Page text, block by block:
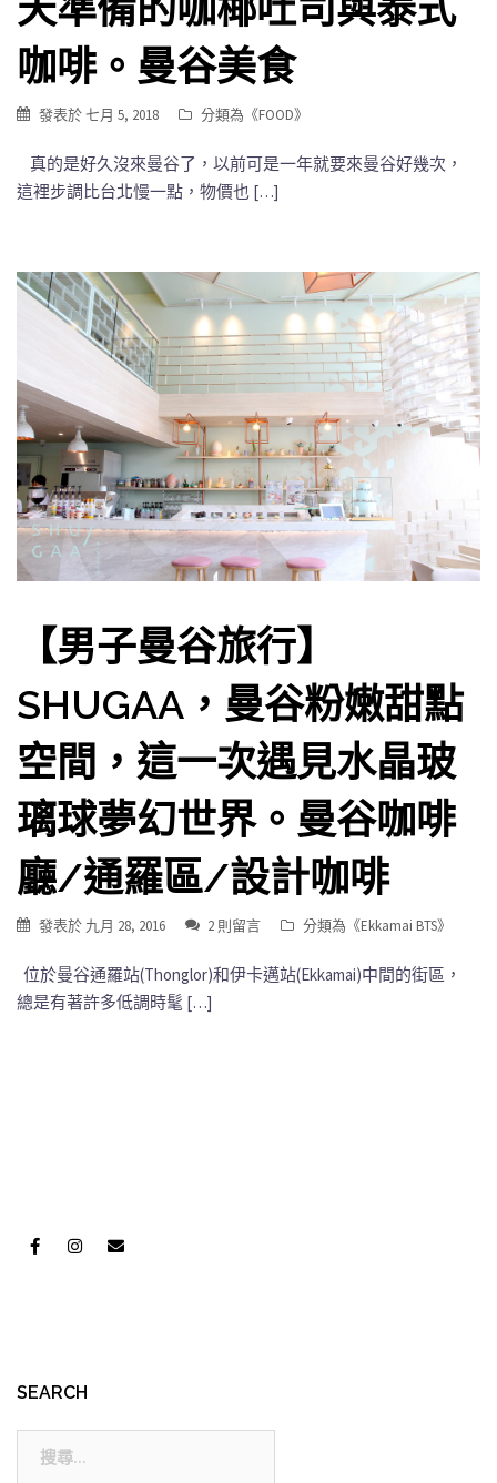
咖啡。曼谷美食
發表於七月 5, 2018 分類為《FOOD》
真的是好久沒來曼谷了，以前可是一年就要來曼谷好幾次，
這裡步調比台北慢一點，物價也 […]
【男子曼谷旅行】
SHUGAA，曼谷粉嫩甜點
空間，這一次遇見水晶玻
璃球夢幻世界。曼谷咖啡
廳/通羅區/設計咖啡
發表於 九月 28, 2016 2 則留言 分類為《Ekkamai BTS》
位於曼谷通羅站(Thonglor)和伊卡邁站(Ekkamai)中間的街區，
總是有著許多低調時髦 […]
SEARCH